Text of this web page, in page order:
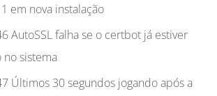
em nova instalação
AutoSSL falha se o certbot já estiver
no sistema
Últimos 30 segundos jogando após a